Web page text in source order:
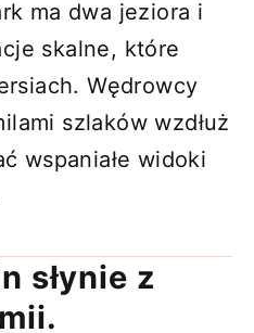
ma dwa jeziora i
skalne, które
Wędrowcy
szlaków wzdłuż
wspaniałe widoki
słynie z